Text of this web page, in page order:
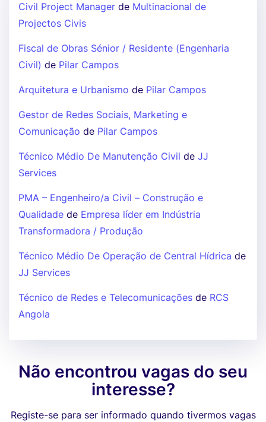
Civil Project Manager de Multinacional de
Projectos Civis
Fiscal de Obras Sénior / Residente (Engenharia
Civil) de Pilar Campos
Arquitetura e Urbanismo de Pilar Campos
Gestor de Redes Sociais, Marketing e
Comunicação de Pilar Campos
Técnico Médio De Manutenção Civil de JJ
Services
PMA – Engenheiro/a Civil – Construção e
Qualidade de Empresa líder em Indústria
Transformadora / Produção
Técnico Médio De Operação de Central Hídrica de
JJ Services
Técnico de Redes e Telecomunicações de RCS
Angola
Não encontrou vagas do seu
interesse?
Registe-se para ser informado quando tivermos vagas